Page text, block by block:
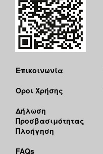
Επικοινωνία
Όροι Χρήσης
Δήλωση
Προσβασιμότητας
Πλοήγηση
FAQs